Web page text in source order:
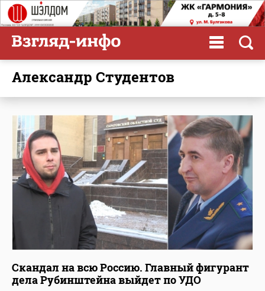
Александр Студентов
Скандал на всю Россию. Главный фигурант
дела Рубинштейна выйдет по УДО